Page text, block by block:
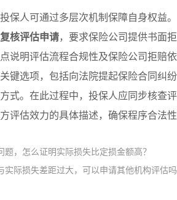
保人可通过多层次机制保障自身权益。
复核评估申请，要求保险公司提供书面
说明评估流程合规性及保险公司拒赔
键选项，包括向法院提起保险合同纠
式。在此过程中，投保人应同步核查
评估效力的具体描述，确保程序合法
题，怎么证明实际损失比定损金额高？
实际损失差距过大，可以申请其他机构评估